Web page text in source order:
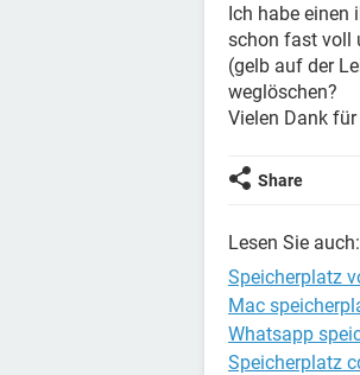
Ich habe einen
schon fast voll
(gelb auf der
weglöschen?
Vielen Dank
Share
Lesen Sie auch:
Speicherplatz
Mac
Whatsapp
Speicherplatz